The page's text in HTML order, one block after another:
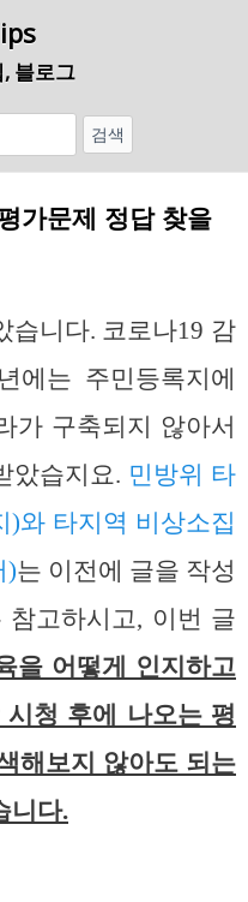
블로그
가문제 정답 찾을
습니다. 코로나19 감
에는 주민등록지에
가 구축되지 않아서
았습지요. 민방위 타
)와 타지역 비상소집
)는 이전에 글을 작성
고하시고, 이번 글
을 어떻게 인지하고
청 후에 나오는 평
해보지 않아도 되는
니다.